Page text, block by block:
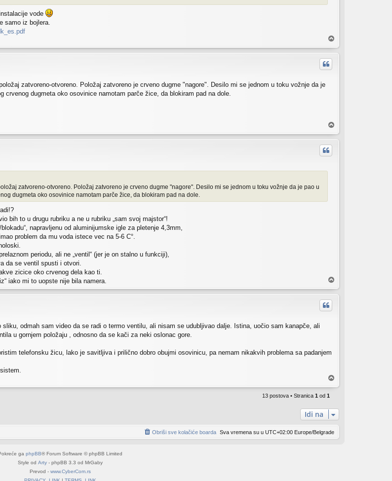
vode
samo iz bojlera.
h
zatvoreno-otvoreno. Položaj zatvoreno je crveno dugme "nagore". Desilo mi se jednom u toku vožnje da je
crvenog dugmeta oko osovinice namotam parče žice, da blokiram pad na dole.
h
zatvoreno-otvoreno. Položaj zatvoreno je crveno dugme "nagore". Desilo mi se jednom u toku vožnje da je pao u
dugmeta oko osovinice namotam parče žice, da blokiram pad na dole.
bih to u drugu rubriku a ne u rubriku „sam svoj majstor“!
napravljenu od aluminijumske igle za pletenje 4,3mm,
problem da mu voda istece vec na 5-6 C°.
periodu, ali ne „ventil“ (jer je on stalno u funkciji),
da se ventil spusti i otvori.
zicice oko crvenog dela kao ti.
iako mi to uopste nije bila namera.
h
odmah sam video da se radi o termo ventilu, ali nisam se udubljivao dalje. Istina, uočio sam kanapče, ali
u gornjem položaju , odnosno da se kači za neki oslonac gore.
telefonsku žicu, lako je savitljiva i prilično dobro obujmi osovinicu, pa nemam nikakvih problema sa padanjem
r
13 postova • Stranica 1 od 1
Idi na
Sva vremena su u UTC+02:00 Europe/Belgrade
Obriši sve kolačiće boarda
ga phpBB® Forum Software © phpBB Limited
Style od Arty - phpBB 3.3 od MrGaby
Prevod - www.CyberCom.rs